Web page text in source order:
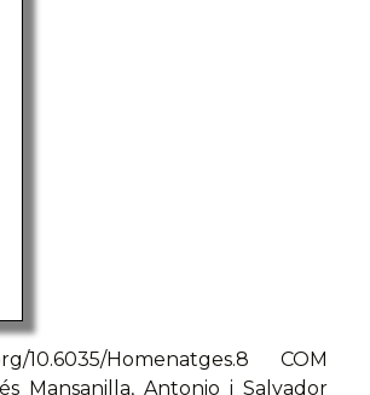
10.6035/Homenatges.8 COM
Mansanilla, Antonio i Salvador